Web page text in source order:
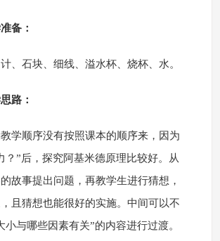
备：
、石块、细线、溢水杯、烧杯、水。
路：
学顺序没有按照课本的顺序来，因为
？”后，探究阿基米德原理比较好。从
故事提出问题，再教学生进行猜想，
且猜想也能很好的实施。中间可以不
小与哪些因素有关”的内容进行过渡。